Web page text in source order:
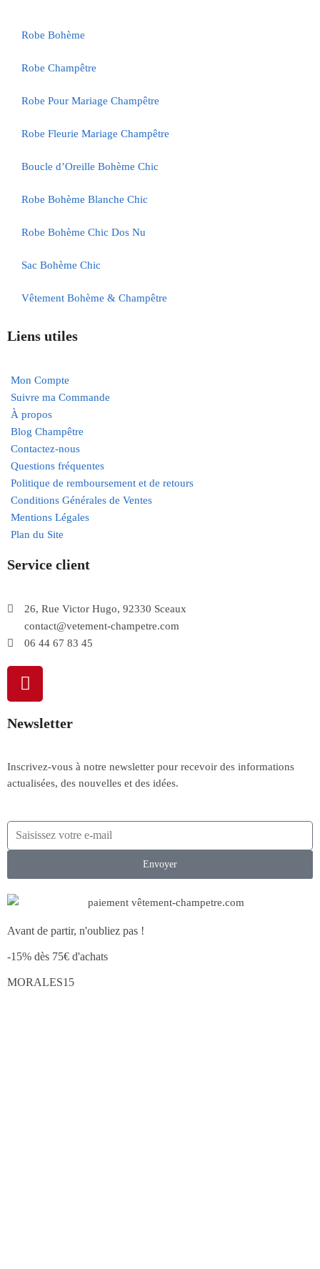
Robe Bohème
Robe Champêtre
Robe Pour Mariage Champêtre
Robe Fleurie Mariage Champêtre
Boucle d’Oreille Bohème Chic
Robe Bohème Blanche Chic
Robe Bohème Chic Dos Nu
Sac Bohème Chic
Vêtement Bohème & Champêtre
Liens utiles
Mon Compte
Suivre ma Commande
À propos
Blog Champêtre
Contactez-nous
Questions fréquentes
Politique de remboursement et de retours
Conditions Générales de Ventes
Mentions Légales
Plan du Site
Service client
26, Rue Victor Hugo, 92330 Sceaux
contact@vetement-champetre.com
06 44 67 83 45
Newsletter
Inscrivez-vous à notre newsletter pour recevoir des informations
actualisées, des nouvelles et des idées.
Envoyer
Avant de partir, n'oubliez pas !
-15% dès 75€ d'achats
MORALES15